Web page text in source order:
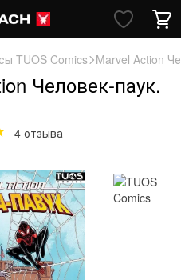
TUOS Comics Marvel Action
Человек-паук.
4 отзыва